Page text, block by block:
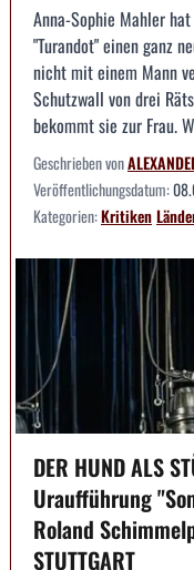
Anna-Sophie Mahler
"Turandot" einen ganz
nicht mit einem Mann
Schutzwall von drei
bekommt sie zur Frau.
Geschrieben von
Veröffentlichungsdatum:
Kategorien:Kritiken
DER HUND ALS
Uraufführung
Roland
STUTTGART